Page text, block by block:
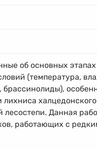
об основных этапах
(температура,
брассинолиды),
лесостепи. Данная
работающих с